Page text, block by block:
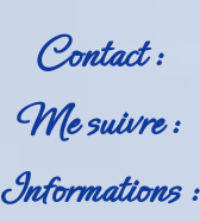
Contact :
Me suivre :
Informations :